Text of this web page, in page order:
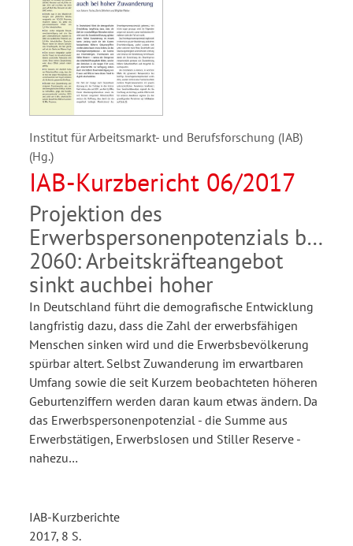
Institut für Arbeitsmarkt- und Berufsforschung (IAB)
(Hg.)
IAB-Kurzbericht 06/2017
Projektion des
Erwerbspersonenpotenzials bis
2060: Arbeitskräfteangebot
sinkt auchbei hoher
In Deutschland führt die demografische Entwicklung
langfristig dazu, dass die Zahl der erwerbsfähigen
Menschen sinken wird und die Erwerbsbevölkerung
spürbar altert. Selbst Zuwanderung im erwartbaren
Umfang sowie die seit Kurzem beobachteten höheren
Geburtenziffern werden daran kaum etwas ändern. Da
das Erwerbspersonenpotenzial - die Summe aus
Erwerbstätigen, Erwerbslosen und Stiller Reserve -
nahezu…
IAB-Kurzberichte
2017, 8 S.